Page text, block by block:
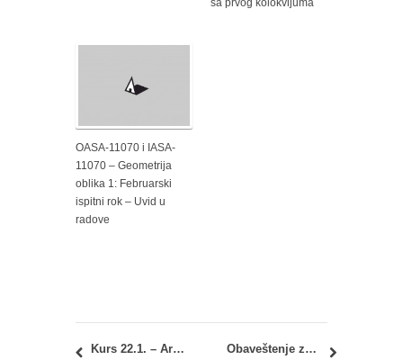
sa prvog kolokvijuma
OASA-11070 i IASA-
11070 – Geometrija
oblika 1: Februarski
ispitni rok – Uvid u
radove
Kurs 22.1. – Arhitektonske konstrukcije 3: Termini predavanja i vežbi Obaveštenje za kandidate: Prijemni ispit na Doktorskim akademskim studijama 2015/16